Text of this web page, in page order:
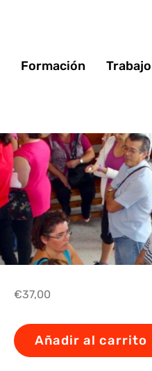
Formación
€37,00
Añadir al carrito